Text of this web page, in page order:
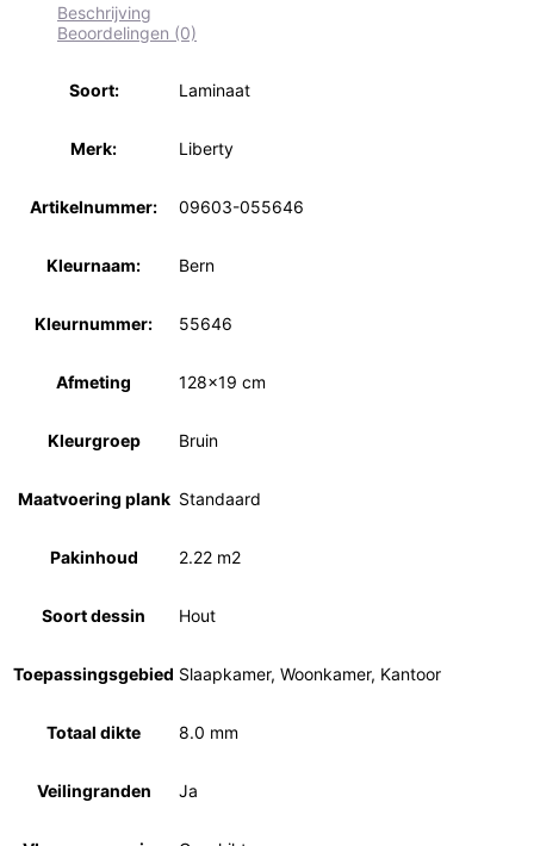
Beschrijving
Beoordelingen (0)
Soort: Laminaat
Merk: Liberty
Artikelnummer: 09603-055646
Kleurnaam: Bern
Kleurnummer: 55646
Afmeting 128×19 cm
Kleurgroep Bruin
Maatvoering plank Standaard
Pakinhoud 2.22 m2
Soort dessin Hout
Toepassingsgebied Slaapkamer, Woonkamer, Kantoor
Totaal dikte 8.0 mm
Veilingranden Ja